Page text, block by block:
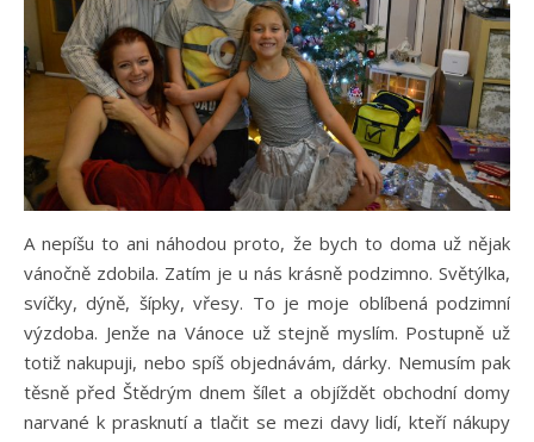
A nepíšu to ani náhodou proto, že bych to doma už nějak
vánočně zdobila. Zatím je u nás krásně podzimno. Světýlka,
svíčky, dýně, šípky, vřesy. To je moje oblíbená podzimní
výzdoba. Jenže na Vánoce už stejně myslím. Postupně už
totiž nakupuji, nebo spíš objednávám, dárky. Nemusím pak
těsně před Štědrým dnem šílet a objíždět obchodní domy
narvané k prasknutí a tlačit se mezi davy lidí, kteří nákupy